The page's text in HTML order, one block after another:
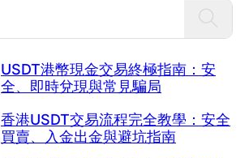
USDT港幣現金交易終極指南：安
全、即時兌現與常見騙局
香港USDT交易流程完全教學：安全
買賣、入金出金與避坑指南